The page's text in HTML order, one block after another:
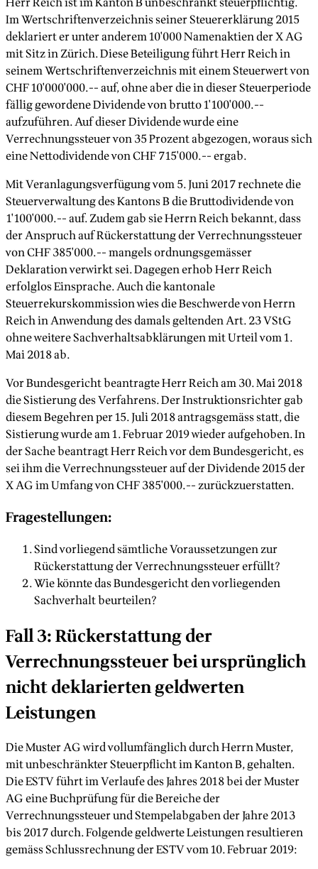
Im Wertschriftenverzeichnis seiner Steuererklärung 2015
deklariert er unter anderem 10'000 Namenaktien der X AG
mit Sitz in Zürich. Diese Beteiligung führt Herr Reich in
seinem Wertschriftenverzeichnis mit einem Steuerwert von
CHF 10'000'000.-- auf, ohne aber die in dieser Steuerperiode
fällig gewordene Dividende von brutto 1'100'000.--
aufzuführen. Auf dieser Dividende wurde eine
Verrechnungssteuer von 35 Prozent abgezogen, woraus sich
eine Nettodividende von CHF 715'000.-- ergab.
Mit Veranlagungsverfügung vom 5. Juni 2017 rechnete die
Steuerverwaltung des Kantons B die Bruttodividende von
1'100'000.-- auf. Zudem gab sie Herrn Reich bekannt, dass
der Anspruch auf Rückerstattung der Verrechnungssteuer
von CHF 385'000.-- mangels ordnungsgemässer
Deklaration verwirkt sei. Dagegen erhob Herr Reich
erfolglos Einsprache. Auch die kantonale
Steuerrekurskommission wies die Beschwerde von Herrn
Reich in Anwendung des damals geltenden Art. 23 VStG
ohne weitere Sachverhaltsabklärungen mit Urteil vom 1.
Mai 2018 ab.
Vor Bundesgericht beantragte Herr Reich am 30. Mai 2018
die Sistierung des Verfahrens. Der Instruktionsrichter gab
diesem Begehren per 15. Juli 2018 antragsgemäss statt, die
Sistierung wurde am 1. Februar 2019 wieder aufgehoben. In
der Sache beantragt Herr Reich vor dem Bundesgericht, es
sei ihm die Verrechnungssteuer auf der Dividende 2015 der
X AG im Umfang von CHF 385'000.-- zurückzuerstatten.
Fragestellungen:
Sind vorliegend sämtliche Voraussetzungen zur
Rückerstattung der Verrechnungssteuer erfüllt?
Wie könnte das Bundesgericht den vorliegenden
Sachverhalt beurteilen?
Fall 3: Rückerstattung der
Verrechnungssteuer bei ursprünglich
nicht deklarierten geldwerten
Leistungen
Die Muster AG wird vollumfänglich durch Herrn Muster,
mit unbeschränkter Steuerpflicht im Kanton B, gehalten.
Die ESTV führt im Verlaufe des Jahres 2018 bei der Muster
AG eine Buchprüfung für die Bereiche der
Verrechnungssteuer und Stempelabgaben der Jahre 2013
bis 2017 durch. Folgende geldwerte Leistungen resultieren
gemäss Schlussrechnung der ESTV vom 10. Februar 2019: